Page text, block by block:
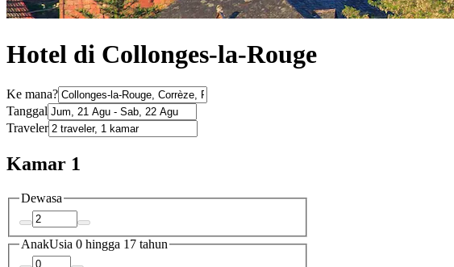
Hotel di Collonges-la-Rouge
Ke mana?
Tanggal
Traveler
Kamar 1
Dewasa
AnakUsia 0 hingga 17 tahun